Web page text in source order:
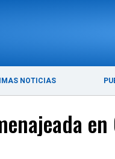
NOTICIAS